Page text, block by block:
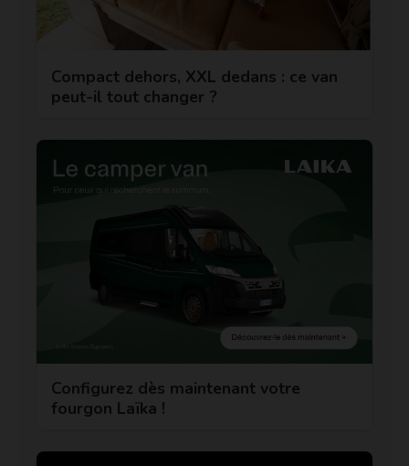
Compact dehors, XXL dedans : ce van
peut-il tout changer ?
Configurez dès maintenant votre
fourgon Laïka !